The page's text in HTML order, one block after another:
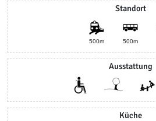
Standort
500m 500m
Ausstattung
Küche